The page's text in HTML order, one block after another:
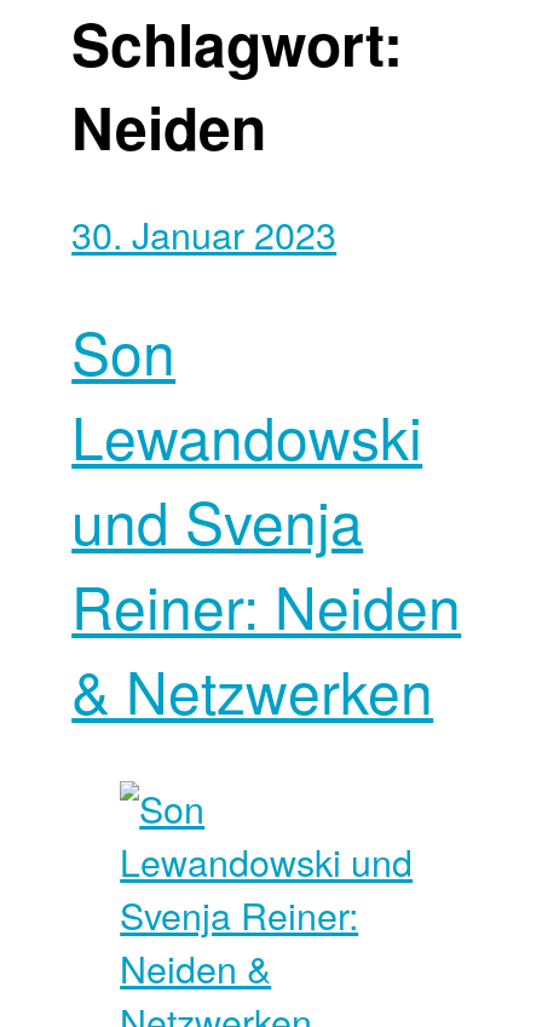
Schlagwort:
Neiden
30. Januar 2023
Son
Lewandowski
und Svenja
Reiner: Neiden
& Netzwerken